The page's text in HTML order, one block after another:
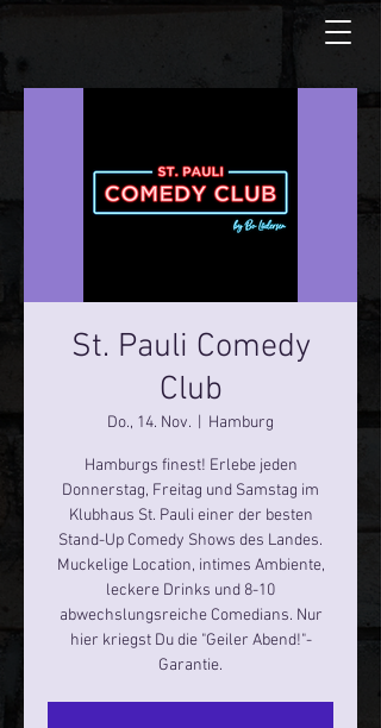
St. Pauli Comedy
Club
Do., 14. Nov. Hamburg
Hamburgs finest! Erlebe jeden
Donnerstag, Freitag und Samstag im
Klubhaus St. Pauli einer der besten
Stand-Up Comedy Shows des Landes.
Muckelige Location, intimes Ambiente,
leckere Drinks und 8-10
abwechslungsreiche Comedians. Nur
hier kriegst Du die "Geiler Abend!"-
Garantie.